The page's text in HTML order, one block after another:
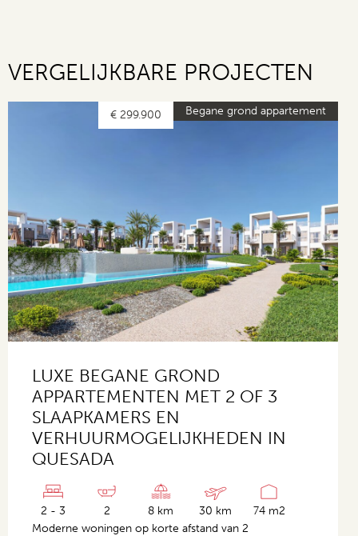
VERGELIJKBARE PROJECTEN
Begane grond appartement
€ 299.900
LUXE BEGANE GROND
APPARTEMENTEN MET 2 OF 3
SLAAPKAMERS EN
VERHUURMOGELIJKHEDEN IN
QUESADA
2 - 3 2 8 km 30 km
74 m2
Moderne woningen op korte afstand van 2